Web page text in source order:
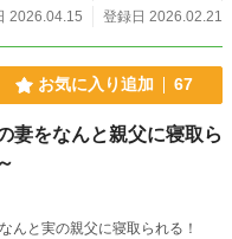
2026.04.15
登録日 2026.02.21
お気に入り追加 67
をなんと親父に寝取ら